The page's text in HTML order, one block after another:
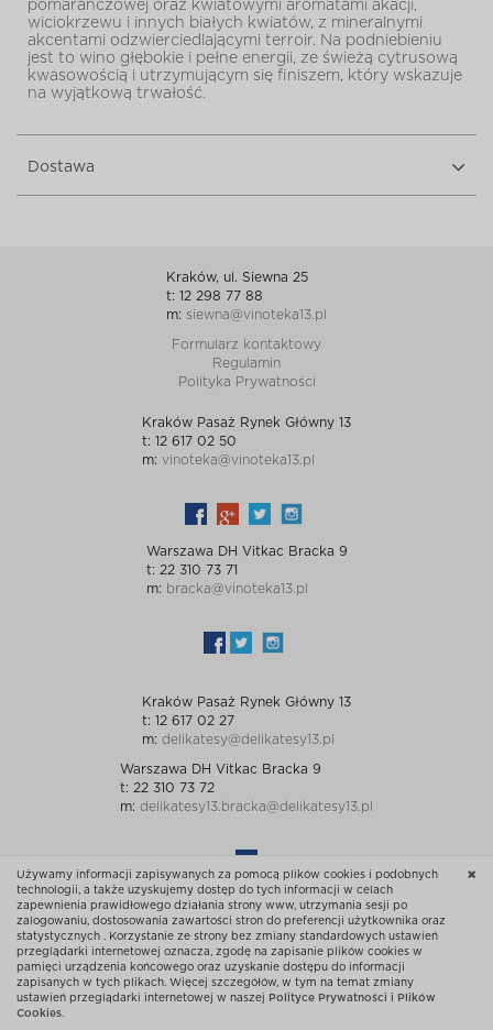
pomarańczowej oraz kwiatowymi aromatami akacji,
wiciokrzewu i innych białych kwiatów, z mineralnymi
akcentami odzwierciedlającymi terroir. Na podniebieniu
jest to wino głębokie i pełne energii, ze świeżą cytrusową
kwasowością i utrzymującym się finiszem, który wskazuje
na wyjątkową trwałość.
Dostawa
Kraków, ul. Siewna 25
t: 12 298 77 88
m: siewna@vinoteka13.pl
Formularz kontaktowy
Regulamin
Polityka Prywatności
Kraków Pasaż Rynek Główny 13
t: 12 617 02 50
m: vinoteka@vinoteka13.pl
Warszawa DH Vitkac Bracka 9
t: 22 310 73 71
m: bracka@vinoteka13.pl
Kraków Pasaż Rynek Główny 13
t: 12 617 02 27
m: delikatesy@delikatesy13.pl
Warszawa DH Vitkac Bracka 9
t: 22 310 73 72
m: delikatesy13.bracka@delikatesy13.pl
© Sklep 13 Wszelkie prawa zastrzeżone
Powered: ewosoftB2C.net Platform
Używamy informacji zapisywanych za pomocą plików cookies i podobnych
technologii, a także uzyskujemy dostęp do tych informacji w celach
zapewnienia prawidłowego działania strony www, utrzymania sesji po
zalogowaniu, dostosowania zawartości stron do preferencji użytkownika oraz
statystycznych . Korzystanie ze strony bez zmiany standardowych ustawień
przeglądarki internetowej oznacza, zgodę na zapisanie plików cookies w
pamięci urządzenia końcowego oraz uzyskanie dostępu do informacji
zapisanych w tych plikach. Więcej szczegółów, w tym na temat zmiany
ustawień przeglądarki internetowej w naszej Polityce Prywatności i Plików
Cookies.